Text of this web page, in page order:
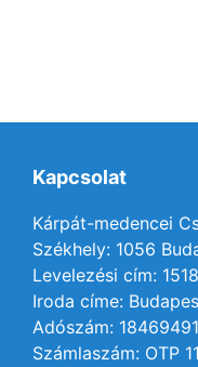
Kapcsolat
Kárpát-medencei
Székhely: 1056
Levelezési cím:
Iroda címe:
Adószám:
Számlaszám: OTP